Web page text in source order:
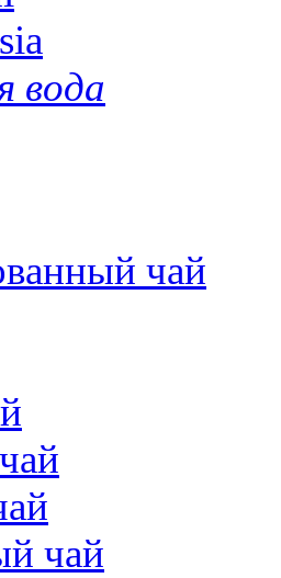
вода
чай
чай